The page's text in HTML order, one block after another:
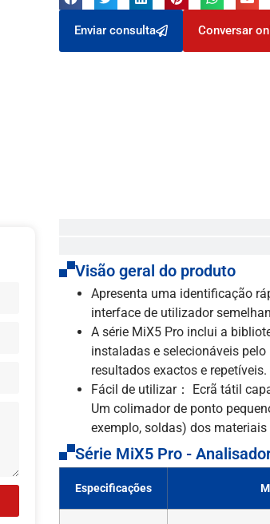
Enviar consulta Conversar
Visão geral do produto
Apresenta uma identificação
interface de utilizador
A série MiX5 Pro inclui a
instaladas e selecionáveis
resultados exactos e repetíveis.
Fácil de utilizar： Ecrã tátil
Um colimador de ponto
exemplo, soldas) dos
Série MiX5 Pro -
Especificações